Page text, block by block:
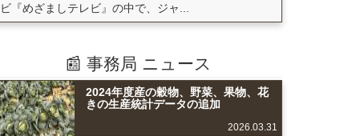
ビ『めざましテレビ』の中で、ジャ...
📰 事務局 ニュース
2024年度産の穀物、野菜、果物、花
きの生産統計データの追加
2026.03.31